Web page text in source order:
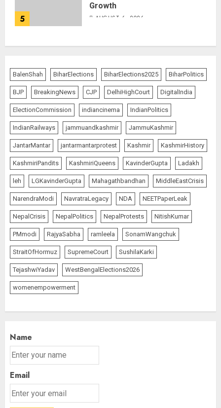
5
Growth
AUGUST 6, 2026
BalenShah BiharElections BiharElections2025 BiharPolitics
BJP BreakingNews CJP DelhiHighCourt DigitalIndia
ElectionCommission indiancinema IndianPolitics
IndianRailways jammuandkashmir JammuKashmir
JantarMantar jantarmantarprotest Kashmir KashmirHistory
KashmiriPandits KashmiriQueens KavinderGupta Ladakh
leh LGKavinderGupta Mahagathbandhan MiddleEastCrisis
NarendraModi NavratraLegacy NDA NEETPaperLeak
NepalCrisis NepalPolitics NepalProtests NitishKumar
PMmodi RajyaSabha ramleela SonamWangchuk
StraitOfHormuz SupremeCourt SushilaKarki
TejashwiYadav WestBengalElections2026
womenempowerment
Name
Email